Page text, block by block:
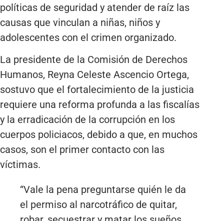
políticas de seguridad y atender de raíz las
causas que vinculan a niñas, niños y
adolescentes con el crimen organizado.
La presidente de la Comisión de Derechos
Humanos, Reyna Celeste Ascencio Ortega,
sostuvo que el fortalecimiento de la justicia
requiere una reforma profunda a las fiscalías
y la erradicación de la corrupción en los
cuerpos policiacos, debido a que, en muchos
casos, son el primer contacto con las
víctimas.
“Vale la pena preguntarse quién le da
el permiso al narcotráfico de quitar,